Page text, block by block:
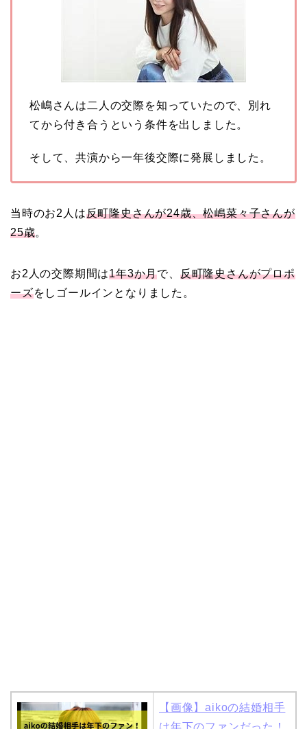
松嶋さんは二人の交際を知っていたので、別れ
てから付き合うという条件を出しました。
そして、共演から一年後交際に発展しました。
当時のお2人は反町隆史さんが24歳、松嶋菜々子さんが
25歳。
お2人の交際期間は1年3か月で、 反町隆史さんがプロポ
ーズをしゴールインとなりました。
【画像】aikoの結婚相手